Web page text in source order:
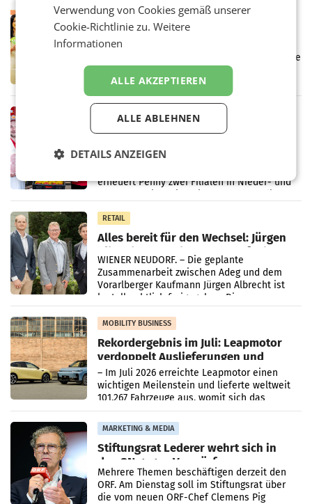
RETAIL
Eine Bühne für Zirkularität: ARA und
Müller informieren am POS über
Über den gesamten August hinweg rücken die
Altstoff Recycling Austria AG (ARA) und der
Handelskonzern Müller die Initiative
„Kreislauf-Helden“ in allen österreichischen
Müller-Filialen
RETAIL
Penny modernisiert zwei Filialen in
WIENER NEUDORF. – Im Rahmen einer
erneuert Penny zwei Filialen in Nieder- und
RETAIL
Alles bereit für den Wechsel: Jürgen
Albrecht setzt ab 1.1.2027 auf Adeg
WIENER NEUDORF. – Die geplante
Zusammenarbeit zwischen Adeg und dem
Vorarlberger Kaufmann Jürgen Albrecht ist
kartellrechtlich freigegeben: Die
Bundeswettbewerbsbehörde und der
Bundeskartellanwalt
MOBILITY BUSINESS
Rekordergebnis im Juli: Leapmotor
verdoppelt Auslieferungen und
überschreitet die 100.000er-Marke
– Im Juli 2026 erreichte Leapmotor einen
wichtigen Meilenstein und lieferte weltweit
101.267 Fahrzeuge aus, womit sich das
Ergebnis gegenüber Juli 2025 mehr als
verdoppelte (+102
MARKETING & MEDIA
Stiftungsrat Lederer wehrt sich in
den SN gegen Vorwürfe
Mehrere Themen beschäftigen derzeit den
ORF. Am Dienstag soll im Stiftungsrat über
die vom neuen ORF-Chef Clemens Pig
Verwendung von Cookies gemäß unserer
Cookie-Richtlinie zu.Weitere
Informationen
ALLE AKZEPTIEREN
ALLE ABLEHNEN
DETAILS ANZEIGEN